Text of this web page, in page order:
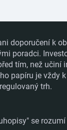
doporučení k
poradci.
tím, než učiní
papíru je vždy
trh.
se